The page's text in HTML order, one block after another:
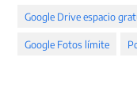
Google Drive espacio
Google Fotos límite